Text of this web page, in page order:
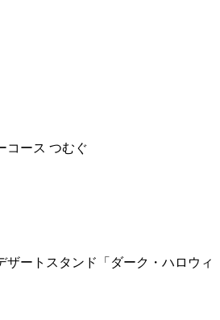
コース つむぐ
ザートスタンド「ダーク・ハロウィ